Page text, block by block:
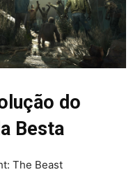
do
Besta
The Beast